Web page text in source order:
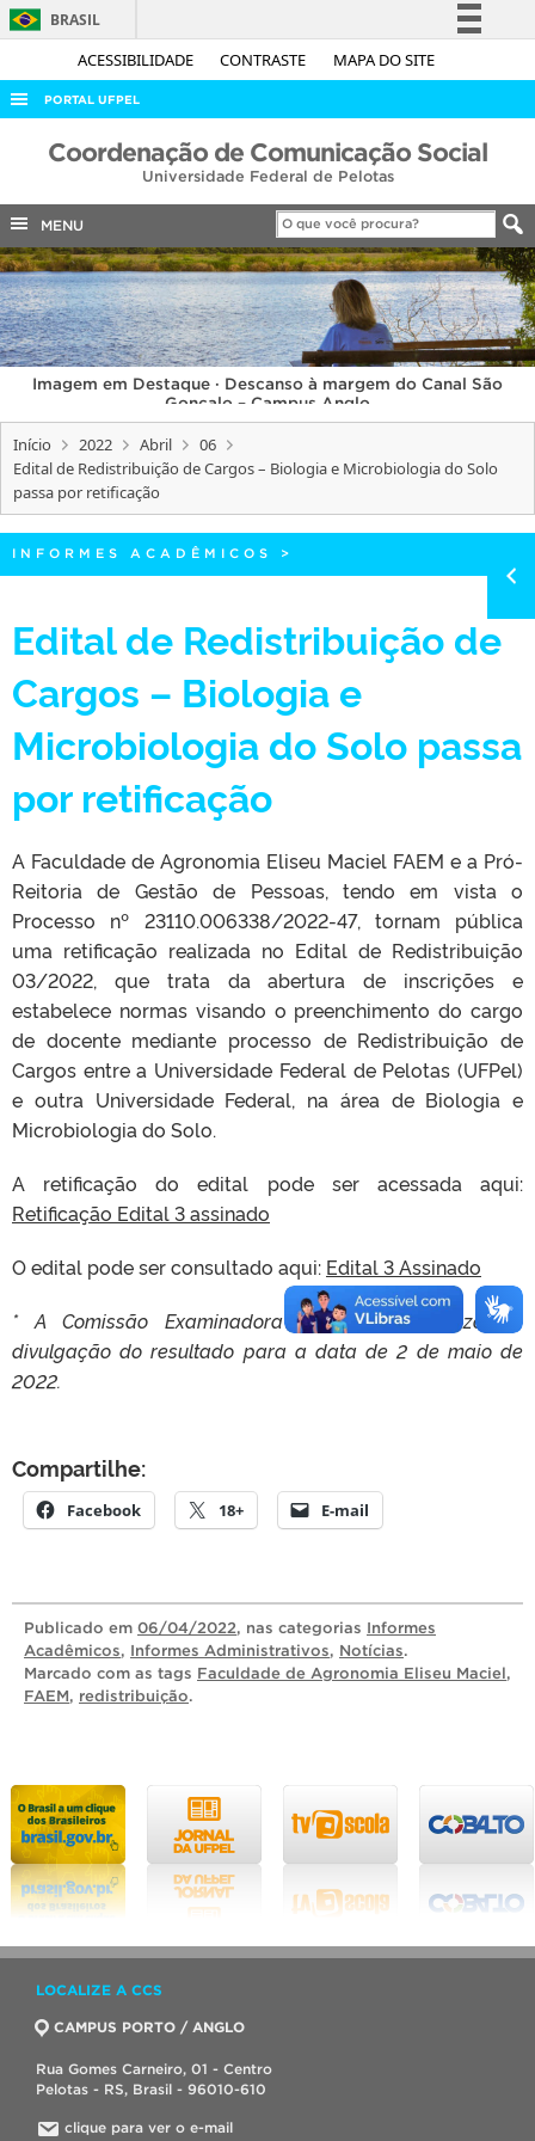
ACESSIBILIDADE CONTRASTE MAPA DO SITE
BRASIL
Simplifique!
Acesso à informação
Legislação
Canais
PORTAL UFPEL
ACESSO À INFORMAÇÃO
COBALTO
CONCURSOS
EDITAIS
INTERNACIONAL
OUVIDORIA
PORTARIAS
TELEFONES
Coordenação de Comunicação Social
Universidade Federal de Pelotas
MENU
Imagem em Destaque · Descanso à margem do Canal São
Gonçalo – Campus Anglo
Início 2022 Abril
06
Edital de Redistribuição de Cargos – Biologia e Microbiologia do Solo
passa por retificação
INFORMES ACADÊMICOS >
Edital de Redistribuição de
Cargos – Biologia e
Microbiologia do Solo passa
por retificação
A Faculdade de Agronomia Eliseu Maciel FAEM e a Pró-
Reitoria de Gestão de Pessoas, tendo em vista o
Processo nº 23110.006338/2022-47, tornam pública
uma retificação realizada no Edital de Redistribuição
03/2022, que trata da abertura de inscrições e
estabelece normas visando o preenchimento do cargo
de docente mediante processo de Redistribuição de
Cargos entre a Universidade Federal de Pelotas (UFPel)
e outra Universidade Federal, na área de Biologia e
Microbiologia do Solo.
A retificação do edital pode ser acessada aqui:
Retificação Edital 3 assinado
O edital pode ser consultado aqui: Edital 3 Assinado
* A Comissão Examinadora prorrogou o prazo de
divulgação do resultado para a data de 2 de maio de
2022.
Compartilhe:
Facebook 18+ E-mail
Publicado em 06/04/2022, nas categorias Informes
Acadêmicos, Informes Administrativos, Notícias.
Marcado com as tags Faculdade de Agronomia Eliseu Maciel,
FAEM, redistribuição.
LOCALIZE A CCS
CAMPUS PORTO / ANGLO
Rua Gomes Carneiro, 01 - Centro
Pelotas - RS, Brasil - 96010-610
clique para ver o e-mail